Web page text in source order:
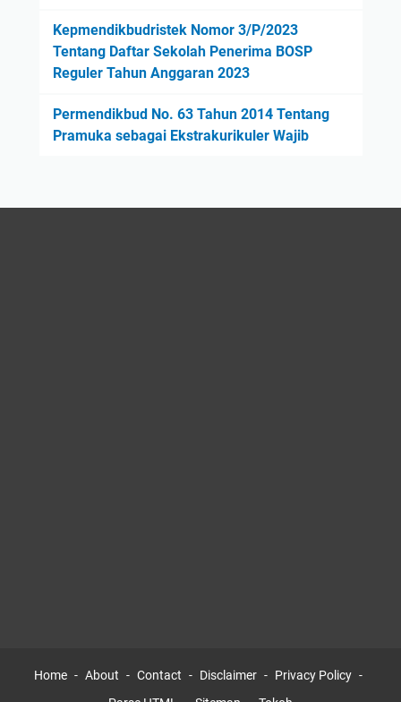
Kepmendikbudristek Nomor 3/P/2023
Tentang Daftar Sekolah Penerima BOSP
Reguler Tahun Anggaran 2023
Permendikbud No. 63 Tahun 2014 Tentang
Pramuka sebagai Ekstrakurikuler Wajib
Home About Contact Disclaimer
Privacy Policy